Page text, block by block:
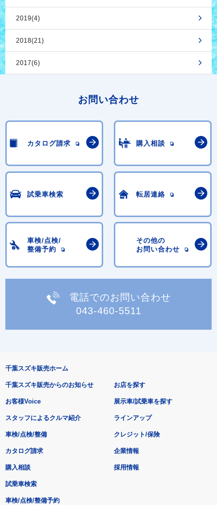
2019(4)
2018(21)
2017(6)
お問い合わせ
カタログ請求 購入相談
試乗車検索 転居連絡
車検/点検/
整備予約
その他の
お問い合わせ
電話でのお問い合わせ
043-460-5511
千葉スズキ販売ホーム
千葉スズキ販売からのお知らせ
お客様Voice
スタッフによるクルマ紹介
お店を探す
展示車/試乗車を探す
ラインアップ
車検/点検/整備 クレジット/保険
カタログ請求
購入相談
試乗車検索
車検/点検/整備予約
企業情報
採用情報